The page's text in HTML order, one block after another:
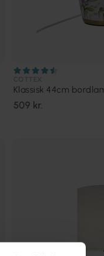
Klassisk 44cm
509 kr.